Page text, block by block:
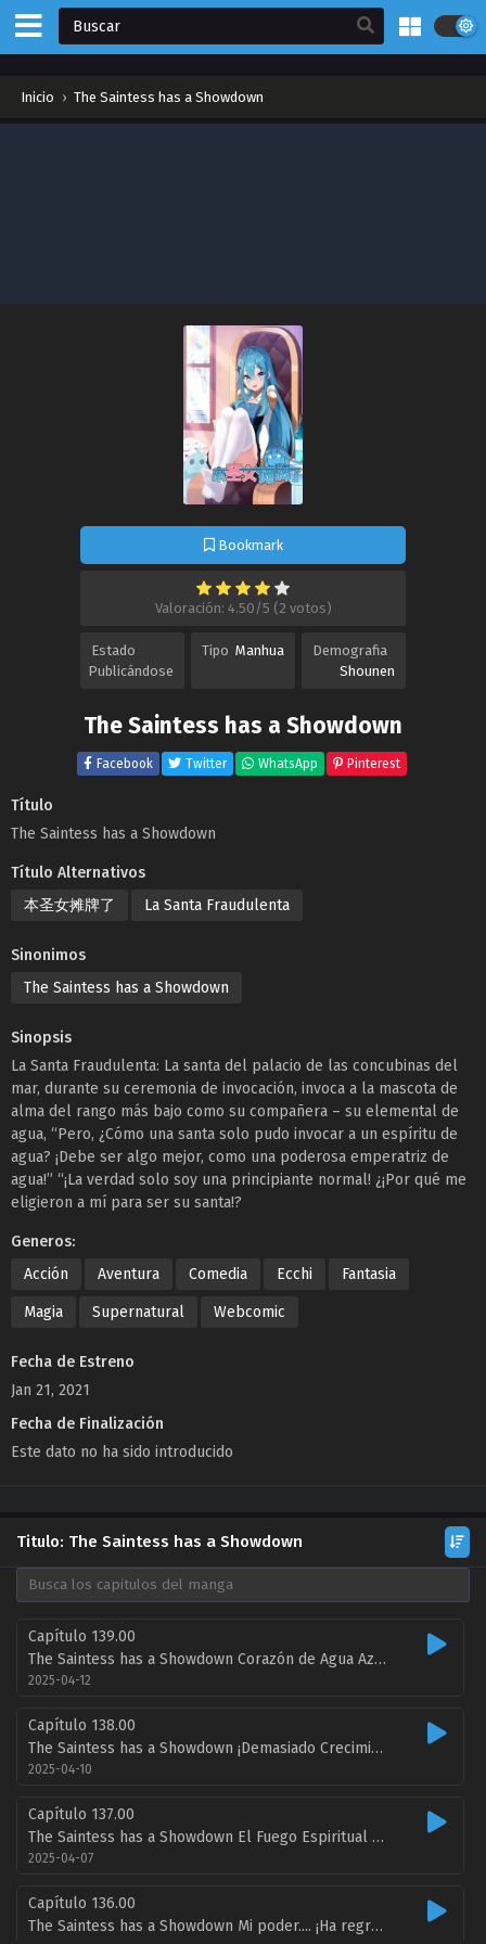
Inicio › The Saintess has a Showdown
Bookmark
Valoración: 4.50/5 (2 votos)
Estado
Publicándose
Tipo Manhua
Demografia
Shounen
The Saintess has a Showdown
Facebook Twitter WhatsApp Pinterest
Título
The Saintess has a Showdown
Título Alternativos
本圣女摊牌了
La Santa Fraudulenta
Sinonimos
The Saintess has a Showdown
Sinopsis
La Santa Fraudulenta: La santa del palacio de las concubinas del
mar, durante su ceremonia de invocación, invoca a la mascota de
alma del rango más bajo como su compañera – su elemental de
agua, “Pero, ¿Cómo una santa solo pudo invocar a un espíritu de
agua? ¡Debe ser algo mejor, como una poderosa emperatriz de
agua!” “¡La verdad solo soy una principiante normal! ¿¡Por qué me
eligieron a mí para ser su santa!?
Generos:
Acción
Aventura Comedia Ecchi Fantasia
Magia Supernatural Webcomic
Fecha de Estreno
Jan 21, 2021
Fecha de Finalización
Este dato no ha sido introducido
Titulo: The Saintess has a Showdown
Capítulo 139.00
The Saintess has a Showdown Corazón de Agua Azul ZonaTMO | Inescrupulosos Scan
2025-04-12
Capítulo 138.00
The Saintess has a Showdown ¡Demasiado Crecimiento! ZonaTMO | Inescrupulosos Scan
2025-04-10
Capítulo 137.00
The Saintess has a Showdown El Fuego Espiritual arde una vez más ZonaTMO | Inescrupulosos Scan
2025-04-07
Capítulo 136.00
The Saintess has a Showdown Mi poder.... ¡Ha regresado! ZonaTMO | Inescrupulosos Scan